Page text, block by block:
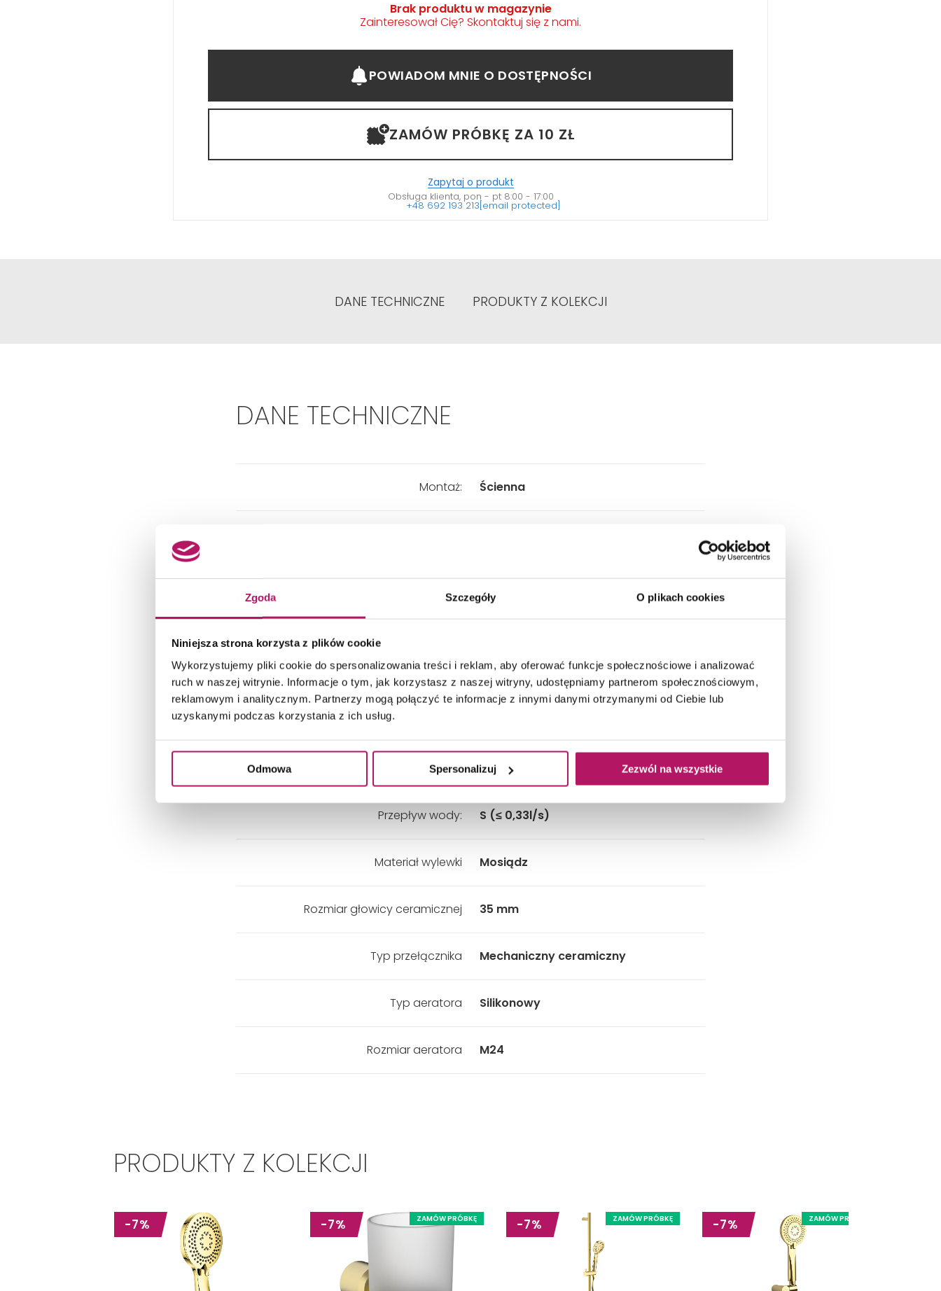
Zgoda Szczegóły O plikach cookies
Niniejsza strona korzysta z plików cookie
Wykorzystujemy pliki cookie do spersonalizowania treści i reklam, aby oferować funkcje społecznościowe i analizować
ruch w naszej witrynie. Informacje o tym, jak korzystasz z naszej witryny, udostępniamy partnerom społecznościowym,
reklamowym i analitycznym. Partnerzy mogą połączyć te informacje z innymi danymi otrzymanymi od Ciebie lub
uzyskanymi podczas korzystania z ich usług.
Odmowa Spersonalizuj Zezwól na wszystkie
Brak produktu w magazynie
Zainteresował Cię? Skontaktuj się z nami.
POWIADOM MNIE O DOSTĘPNOŚCI
ZAMÓW PRÓBKĘ ZA 10 ZŁ
Zapytaj o produkt
Obsługa klienta, pon - pt 8:00 - 17:00
+48 692 193 213[email protected]
DANE TECHNICZNE PRODUKTY Z KOLEKCJI
DANE TECHNICZNE
Montaż: Ścienna
Rodzaj wylewki: Stała
Kolor: Złoty
Zestaw natryskowy:
Grupa akustyczna: I (≤ 20 db)
Przepływ wody: S (≤ 0,33l/s)
Materiał wylewki Mosiądz
Rozmiar głowicy ceramicznej 35 mm
Typ przełącznika Mechaniczny ceramiczny
Typ aeratora Silikonowy
Rozmiar aeratora M24
PRODUKTY Z KOLEKCJI
-7% -7% ZAMÓW PRÓBKĘ -7% ZAMÓW PRÓBKĘ -7% ZAMÓW PRÓBKĘ